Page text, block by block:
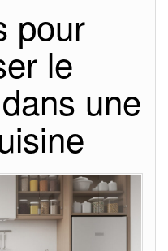
pour
le
une